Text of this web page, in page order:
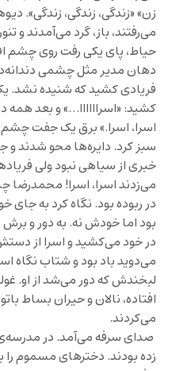
زن» «زندگی، زندگی، زندگی».
می‌رفتند، باز، گرد می‌آمدند و
حیاط، پای یکی رفت روی چشم
دهان مدیر مثل چشمی
فریادی کشید که شنیده نشد.
کشید: «اسراااااا…» و بعد همه
اسرا، اسرا.» برق یک جفت
سبز کرد. دایره‌ها محو شدند و
خبری از سیاهی نبود ولی
می‌زدند اسرا، اسرا! محمدرضا
در ربوده بود. نگاه کرد به جای
بود اما خودش نه. به دور و برش
در خود می‌کشید و اسرا از
می‌دوید باد بود و شتاب نگاه
لبخندش که دور می‌شد از او.
افتاده، نالان و حیران بساط
می‌کردند.
صدای سرفه می‌آمد. در مدرسه‌ی
زده بودند. دخترهای مسموم را